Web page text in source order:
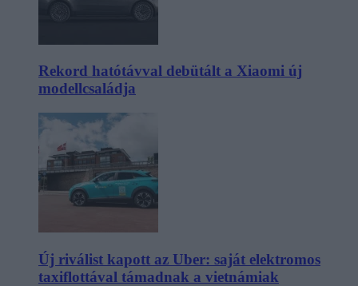
Rekord hatótávval debütált a Xiaomi új
modellcsaládja
Új riválist kapott az Uber: saját elektromos
taxiflottával támadnak a vietnámiak